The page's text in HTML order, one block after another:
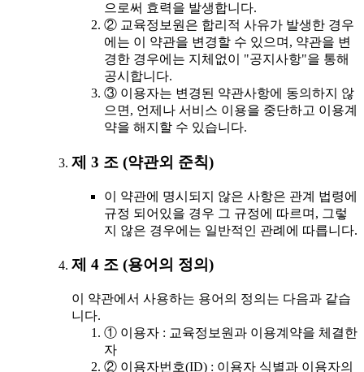
으로써 효력을 발생합니다.
② 교육정보원은 합리적 사유가 발생한 경우
에는 이 약관을 변경할 수 있으며, 약관을 변
경한 경우에는 지체없이 "공지사항"을 통해
공시합니다.
③ 이용자는 변경된 약관사항에 동의하지 않
으면, 언제나 서비스 이용을 중단하고 이용계
약을 해지할 수 있습니다.
제 3 조 (약관외 준칙)
이 약관에 명시되지 않은 사항은 관계 법령에
규정 되어있을 경우 그 규정에 따르며, 그렇
지 않은 경우에는 일반적인 관례에 따릅니다.
제 4 조 (용어의 정의)
이 약관에서 사용하는 용어의 정의는 다음과 같습
니다.
① 이용자 : 교육정보원과 이용계약을 체결한
자
② 이용자번호(ID) : 이용자 식별과 이용자의